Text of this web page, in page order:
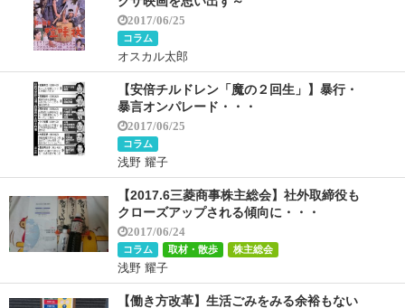
2017/06/25
コラム
オスカル太郎
【安倍チルドレン「魔の２回生」】暴行・
暴言オンパレード・・・
2017/06/25
コラム
浅野 耀子
【2017.6三菱商事株主総会】社外取締役も
クローズアップされる傾向に・・・
2017/06/24
コラム 取材・散歩 株主総会
浅野 耀子
【働き方改革】生活ごみをみる余裕もない